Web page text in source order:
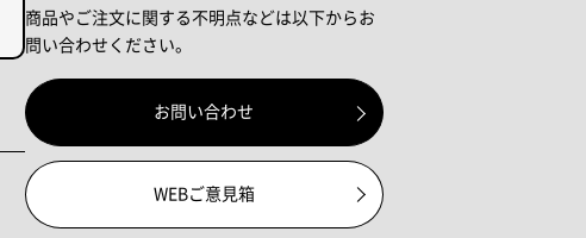
商品やご注文に関する不明点などは以下からお
問い合わせください。
お問い合わせ
WEBご意見箱